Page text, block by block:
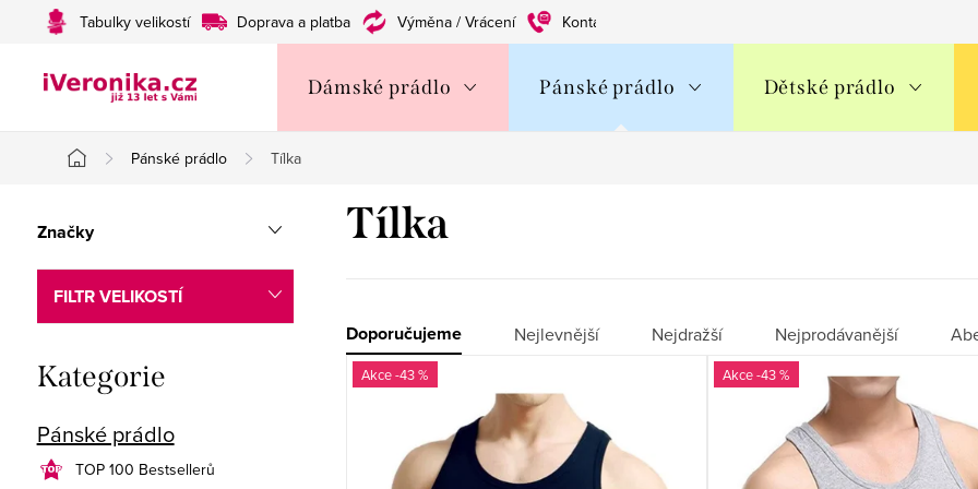
Tabulky velikostí Doprava a platba Výměna / Vrácení Kontakty
Dámské prádlo Pánské prádlo Dětské prádlo
Domů
Pánské prádlo Tílka
P
o
r
a
n
Značky
FILTR VELIKOSTÍ
Přeskočit
kategorie
Kategorie
Pánské prádlo
TOP 100 Bestsellerů
Tílka
Ř
a
Doporučujeme Nejlevnější Nejdražší Nejprodávanější
V
-43 % -43 %